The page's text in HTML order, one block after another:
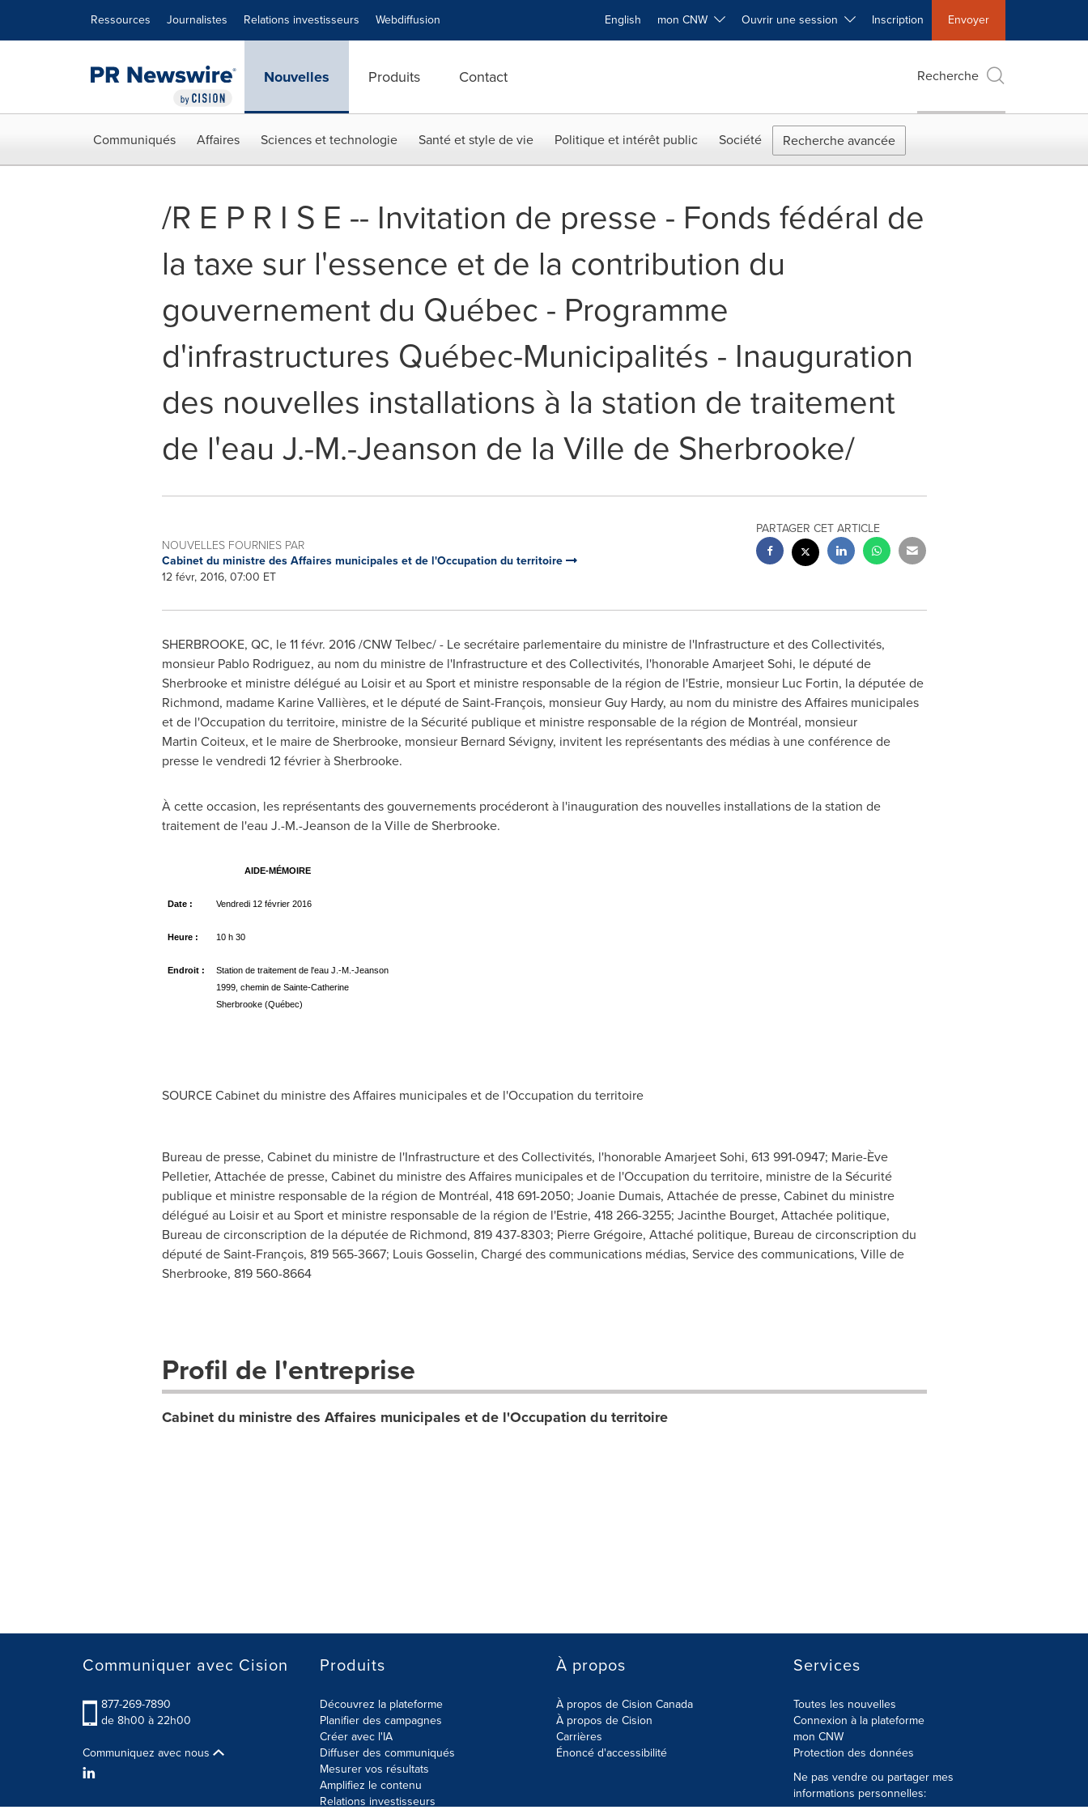
Ressources Journalistes Relations investisseurs Webdiffusion English mon CNW Ouvrir une session Inscription Envoyer
Nouvelles Produits Contact Recherche
Communiqués Affaires Sciences et technologie Santé et style de vie Politique et intérêt public Société Recherche avancée
/R E P R I S E -- Invitation de presse - Fonds fédéral de
la taxe sur l'essence et de la contribution du
gouvernement du Québec - Programme
d'infrastructures Québec-Municipalités - Inauguration
des nouvelles installations à la station de traitement
de l'eau J.-M.-Jeanson de la Ville de Sherbrooke/
NOUVELLES FOURNIES PAR
Cabinet du ministre des Affaires municipales et de l'Occupation du territoire
12 févr, 2016, 07:00 ET
PARTAGER CET ARTICLE
SHERBROOKE, QC, le 11 févr. 2016 /CNW Telbec/ - Le secrétaire parlementaire du ministre de l'Infrastructure et des Collectivités,
monsieur Pablo Rodriguez, au nom du ministre de l'Infrastructure et des Collectivités, l'honorableAmarjeet Sohi, le député de
Sherbrooke et ministre délégué au Loisir et au Sport et ministre responsable de la région de l'Estrie, monsieur Luc Fortin, la députée de
Richmond, madame Karine Vallières, et le député de Saint-François, monsieurGuy Hardy, au nom du ministre des Affaires municipales
et de l'Occupation du territoire, ministre de la Sécurité publique et ministre responsable de la région de Montréal, monsieur
Martin Coiteux, et le maire de Sherbrooke, monsieur Bernard Sévigny, invitent les représentants des médias à une conférence de
presse le vendredi 12 février à Sherbrooke.
À cette occasion, les représentants des gouvernements procéderont à l'inauguration des nouvelles installations de la station de
traitement de l'eau J.-M.-Jeanson de la Ville de Sherbrooke.
AIDE-MÉMOIRE
Date : Vendredi 12 février 2016
Heure : 10 h 30
Endroit :
Station de traitement de l'eau J.-M.-Jeanson
1999, chemin de Sainte-Catherine
Sherbrooke (Québec)
SOURCE Cabinet du ministre des Affaires municipales et de l'Occupation du territoire
Bureau de presse, Cabinet du ministre de l'Infrastructure et des Collectivités, l'honorable Amarjeet Sohi, 613 991-0947; Marie-Ève
Pelletier, Attachée de presse, Cabinet du ministre des Affaires municipales et de l'Occupation du territoire, ministre de la Sécurité
publique et ministre responsable de la région de Montréal, 418 691-2050; Joanie Dumais, Attachée de presse, Cabinet du ministre
délégué au Loisir et au Sport et ministre responsable de la région de l'Estrie, 418 266-3255; Jacinthe Bourget, Attachée politique,
Bureau de circonscription de la députée de Richmond, 819 437-8303; Pierre Grégoire, Attaché politique, Bureau de circonscription du
député de Saint-François, 819 565-3667; Louis Gosselin, Chargé des communications médias, Service des communications, Ville de
Sherbrooke, 819 560-8664
Profil de l'entreprise
Cabinet du ministre des Affaires municipales et de l'Occupation du territoire
Communiquer avec Cision
877-269-7890
de 8h00 à 22h00
Communiquez avec nous
Produits
Découvrez la plateforme
Planifier des campagnes
Créer avec l'IA
Diffuser des communiqués
Mesurer vos résultats
Amplifiez le contenu
Relations investisseurs
À propos
À propos de Cision Canada
À propos de Cision
Carrières
Énoncé d'accessibilité
Services
Toutes les nouvelles
Connexion à la plateforme
mon CNW
Protection des données
Ne pas vendre ou partager mes
informations personnelles: